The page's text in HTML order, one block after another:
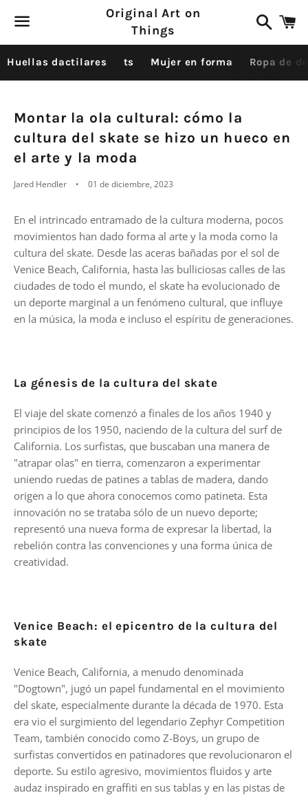
Original Art on
Things
Buscar
Huellas dactilares ts Mujer en forma Ropa de
Montar la ola cultural: cómo la
cultura del skate se hizo un hueco en
el arte y la moda
Jared Hendler 01 de diciembre, 2023
En el intrincado entramado de la cultura moderna, pocos
movimientos han dado forma al arte y la moda como la
cultura del skate. Desde las aceras bañadas por el sol de
Venice Beach, California, hasta las bulliciosas calles de las
ciudades de todo el mundo, el skate ha evolucionado de
un deporte marginal a un fenómeno cultural, que influye
en la música, la moda e incluso el espíritu de generaciones.
La génesis de la cultura del skate
El viaje del skate comenzó a finales de los años 1940 y
principios de los 1950, naciendo de la cultura del surf de
California. Los surfistas, que buscaban una manera de
"atrapar olas" en tierra, comenzaron a experimentar
uniendo ruedas de patines a tablas de madera, dando
origen a lo que ahora conocemos como patineta. Esta
innovación no se trataba sólo de un nuevo deporte;
representó una nueva forma de expresar la libertad, la
rebelión contra las convenciones y una forma única de
creatividad.
Venice Beach: el epicentro de la cultura del
skate
Venice Beach, California, a menudo denominada
"Dogtown", jugó un papel fundamental en el movimiento
del skate, especialmente durante la década de 1970. Esta
era vio el surgimiento del legendario Zephyr Competition
Team, también conocido como Z-Boys, un grupo de
surfistas convertidos en patinadores que revolucionaron el
deporte. Su estilo agresivo, movimientos fluidos y arte
audaz inspirado en graffiti en sus tablas y en las pistas de